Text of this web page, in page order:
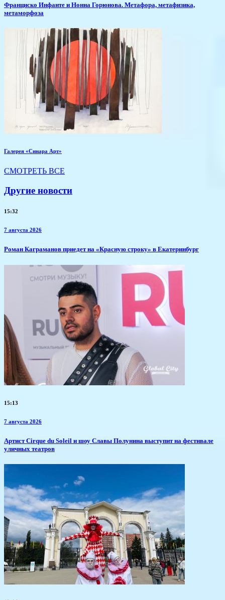
Франциско Инфанте и Нонна Горюнова. Метафора, метафизика,
метаморфоза
Галерея «Синара Арт»
СМОТРЕТЬ ВСЕ
Другие новости
15:32
7 августа 2026
​Роман Каграманов приедет на «Красную строку» в Екатеринбург
15:13
7 августа 2026
Артист Cirque du Soleil и шоу Славы Полунина выступит на фестивале
уличных театров